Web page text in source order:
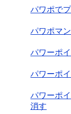
パワポで
パワポマ
パワーポ
パワーポ
パワーポ
消す